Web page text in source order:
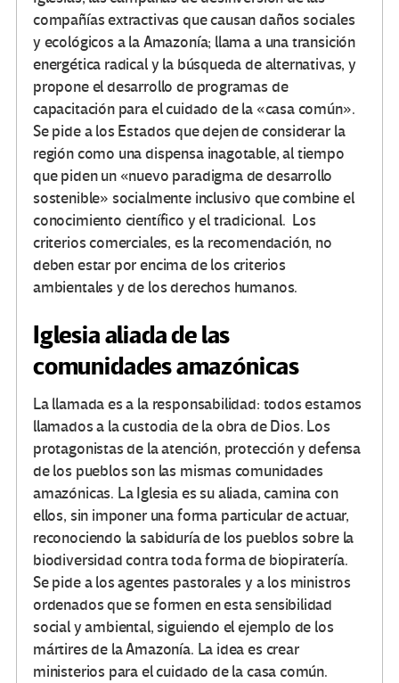
compañías extractivas que causan daños sociales
y ecológicos a la Amazonía; llama a una transición
energética radical y la búsqueda de alternativas, y
propone el desarrollo de programas de
capacitación para el cuidado de la «casa común».
Se pide a los Estados que dejen de considerar la
región como una dispensa inagotable, al tiempo
que piden un «nuevo paradigma de desarrollo
sostenible» socialmente inclusivo que combine el
conocimiento científico y el tradicional. Los
criterios comerciales, es la recomendación, no
deben estar por encima de los criterios
ambientales y de los derechos humanos.
Iglesia aliada de las
comunidades amazónicas
La llamada es a la responsabilidad: todos estamos
llamados a la custodia de la obra de Dios. Los
protagonistas de la atención, protección y defensa
de los pueblos son las mismas comunidades
amazónicas. La Iglesia es su aliada, camina con
ellos, sin imponer una forma particular de actuar,
reconociendo la sabiduría de los pueblos sobre la
biodiversidad contra toda forma de biopiratería.
Se pide a los agentes pastorales y a los ministros
ordenados que se formen en esta sensibilidad
social y ambiental, siguiendo el ejemplo de los
mártires de la Amazonía. La idea es crear
ministerios para el cuidado de la casa común.